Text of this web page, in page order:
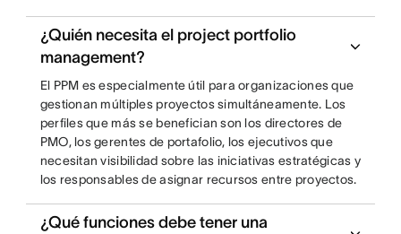
¿Quién necesita el project portfolio
management?
El PPM es especialmente útil para organizaciones que
gestionan múltiples proyectos simultáneamente. Los
perfiles que más se benefician son los directores de
PMO, los gerentes de portafolio, los ejecutivos que
necesitan visibilidad sobre las iniciativas estratégicas y
los responsables de asignar recursos entre proyectos.
¿Qué funciones debe tener una